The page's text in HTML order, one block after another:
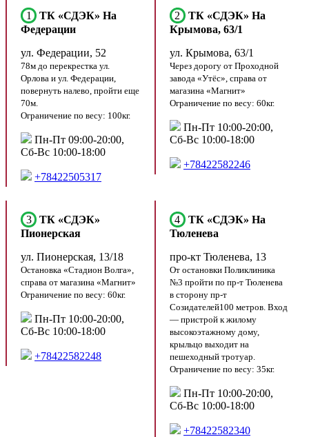
1
ТК «СДЭК» На
Федерации
ул. Федерации, 52
78м до перекрестка ул.
Орлова и ул. Федерации,
повернуть налево, пройти еще
70м.
Ограничение по весу: 100кг.
Пн-Пт 09:00-20:00,
Сб-Вс 10:00-18:00
+78422505317
2
ТК «СДЭК» На
Крымова, 63/1
ул. Крымова, 63/1
Через дорогу от Проходной
завода «Утёс», справа от
магазина «Магнит»
Ограничение по весу: 60кг.
Пн-Пт 10:00-20:00,
Сб-Вс 10:00-18:00
+78422582246
3
ТК «СДЭК»
Пионерская
ул. Пионерская, 13/18
Остановка «Стадион Волга»,
справа от магазина «Магнит»
Ограничение по весу: 60кг.
Пн-Пт 10:00-20:00,
Сб-Вс 10:00-18:00
+78422582248
4
ТК «СДЭК» На
Тюленева
про-кт Тюленева, 13
От остановки Поликлиника
№3 пройти по пр-т Тюленева
в сторону пр-т
Созидателей100 метров. Вход
— пристрой к жилому
высокоэтажному дому,
крыльцо выходит на
пешеходный тротуар.
Ограничение по весу: 35кг.
Пн-Пт 10:00-20:00,
Сб-Вс 10:00-18:00
+78422582340